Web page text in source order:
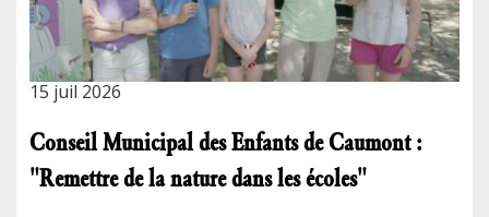
15 juil 2026
Conseil Municipal des Enfants de Caumont :
"Remettre de la nature dans les écoles"